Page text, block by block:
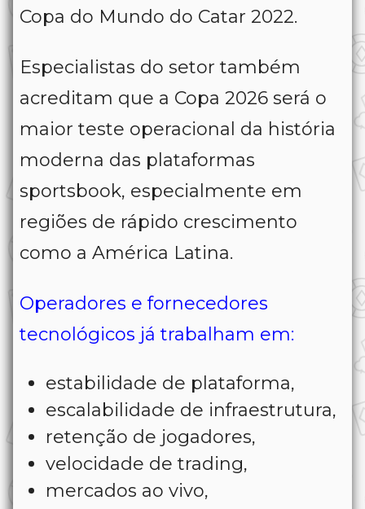
Copa do Mundo do Catar 2022.
Especialistas do setor também
acreditam que a Copa 2026 será o
maior teste operacional da história
moderna das plataformas
sportsbook, especialmente em
regiões de rápido crescimento
como a América Latina.
Operadores e fornecedores
tecnológicos já trabalham em:
estabilidade de plataforma,
escalabilidade de infraestrutura,
retenção de jogadores,
velocidade de trading,
mercados ao vivo,